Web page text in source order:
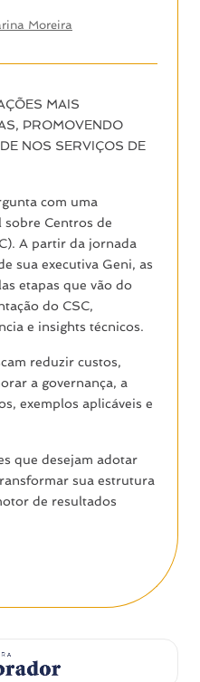
Moreira
MAIS
PROMOVENDO
NOS SERVIÇOS DE
com uma
sobre Centros de
A partir da jornada
sua executiva Geni, as
etapas que vão do
do CSC,
e insights técnicos.
reduzir custos,
a governança, a
exemplos aplicáveis e
que desejam adotar
sua estrutura
de resultados